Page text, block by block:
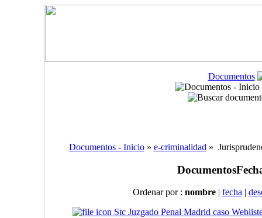
Documentos
Documentos - Inicio» e-criminalidad »
Documentos
Ordenar por : nombre | fecha |
Stc Juzgado Penal Madrid caso